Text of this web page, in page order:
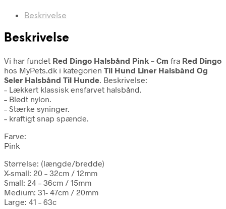
Beskrivelse
Beskrivelse
Vi har fundet Red Dingo Halsbånd Pink – Cm fra Red Dingo
hos MyPets.dk i kategorien Til Hund Liner Halsbånd Og
Seler Halsbånd Til Hunde. Beskrivelse:
– Lækkert klassisk ensfarvet halsbånd.
– Blødt nylon.
– Stærke syninger.
– kraftigt snap spænde.
Farve:
Pink
Størrelse: (længde/bredde)
X-small: 20 – 32cm / 12mm
Small: 24 – 36cm / 15mm
Medium: 31- 47cm / 20mm
Large: 41 – 63c